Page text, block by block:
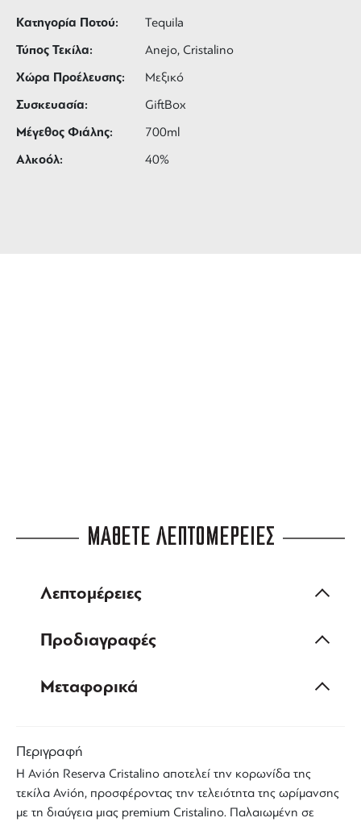
Κατηγορία Ποτού: Tequila
Τύπος Τεκίλα: Anejo, Cristalino
Χώρα Προέλευσης: Μεξικό
Συσκευασία: GiftBox
Μέγεθος Φιάλης: 700ml
Αλκοόλ: 40%
ΜΑΘΕΤΕ ΛΕΠΤΟΜΕΡΕΙΕΣ
Λεπτομέρειες
Προδιαγραφές
Μεταφορικά
Περιγραφή
Η Avión Reserva Cristalino αποτελεί την κορωνίδα της
τεκίλα Avión, προσφέροντας την τελειότητα της ωρίμανσης
με τη διαύγεια μιας premium Cristalino. Παλαιωμένη σε